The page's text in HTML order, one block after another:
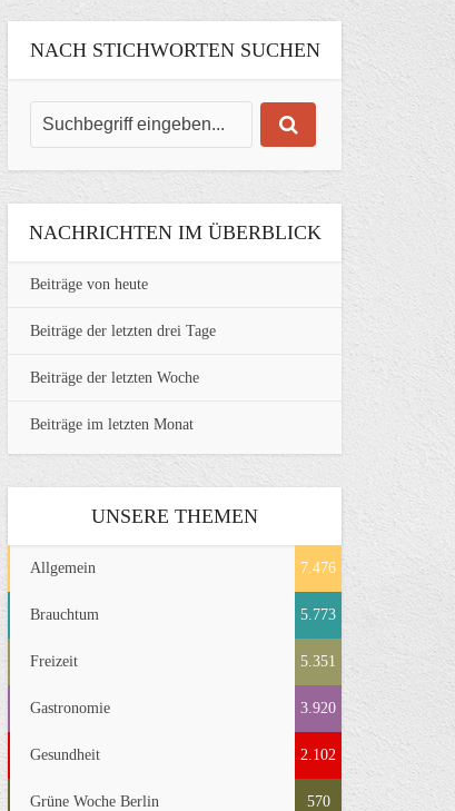
NACH STICHWORTEN SUCHEN
NACHRICHTEN IM ÜBERBLICK
Beiträge von heute
Beiträge der letzten drei Tage
Beiträge der letzten Woche
Beiträge im letzten Monat
UNSERE THEMEN
Allgemein 7.476
Brauchtum 5.773
Freizeit 5.351
Gastronomie 3.920
Gesundheit 2.102
Grüne Woche Berlin 570